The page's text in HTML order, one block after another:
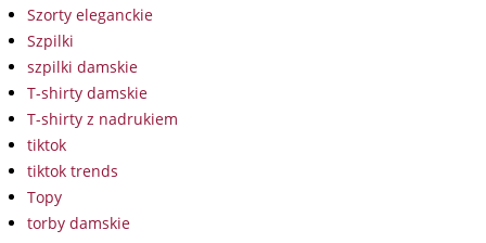
Szorty eleganckie
Szpilki
szpilki damskie
T-shirty damskie
T-shirty z nadrukiem
tiktok
tiktok trends
Topy
torby damskie